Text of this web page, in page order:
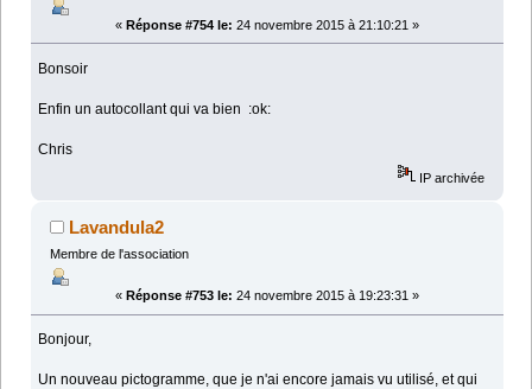
« Réponse #754 le: 24 novembre 2015 à 21:10:21 »
Bonsoir
Enfin un autocollant qui va bien :ok:
Chris
IP archivée
Lavandula2
Membre de l'association
« Réponse #753 le: 24 novembre 2015 à 19:23:31 »
Bonjour,
Un nouveau pictogramme, que je n'ai encore jamais vu utilisé, et qui